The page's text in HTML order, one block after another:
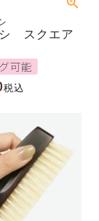
スクエア
可能
税込